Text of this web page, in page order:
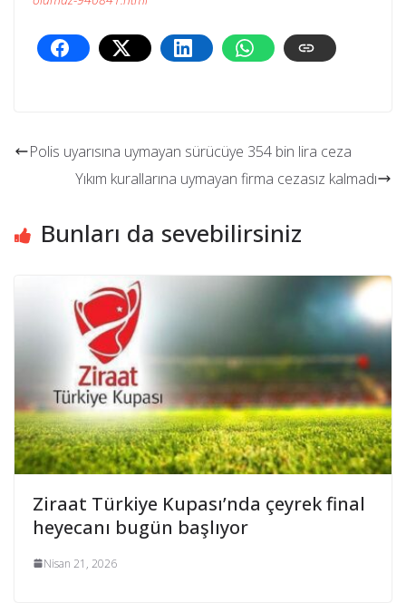
Polis uyarısına uymayan sürücüye 354 bin lira ceza
Yıkım kurallarına uymayan firma cezasız kalmadı
Bunları da sevebilirsiniz
Ziraat Türkiye Kupası’nda çeyrek final
heyecanı bugün başlıyor
Nisan 21, 2026